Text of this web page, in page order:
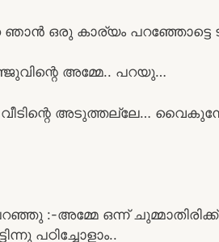
ഞാൻ ഒരു കാര്യം പറഞ്ഞോട്ടെ
അമ്മേ.. പറയു…
വീടിന്റെ അടുത്തല്ലേ…
:-അമ്മേ ഒന്ന്
പഠിച്ചോളാം..